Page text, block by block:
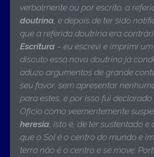
verbalmente ou por escrito, a
doutrina, e depois de ter sido
que a referida doutrina era
Escritura – eu escrevi e imprimi
discuto essa nova doutrina já
aduzo argumentos de grande
seu favor, sem apresentar
para estes, e por isso fui
Ofício como veementemente
heresia, isto é, de ter sustentado e
que o Sol é o centro do mundo e
terra não é o centro e se move: